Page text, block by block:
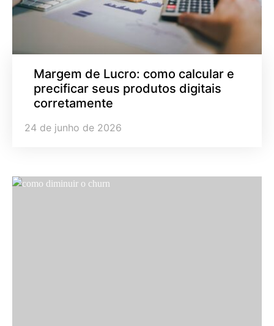
Margem de Lucro: como calcular e
precificar seus produtos digitais
corretamente
24 de junho de 2026